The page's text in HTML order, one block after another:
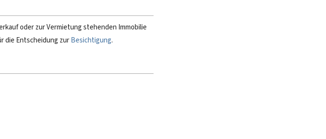
oder zur Vermietung stehenden Immobilie
die Entscheidung zurBesichtigung.